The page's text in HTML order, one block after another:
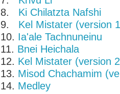
8. Ki Chilatzta Nafshi
9. Kel Mistater (version
10. Ia'ale Tachnuneinu
11. Bnei Heichala
12. Kel Mistater (version
13. Misod Chachamim
14. Medley